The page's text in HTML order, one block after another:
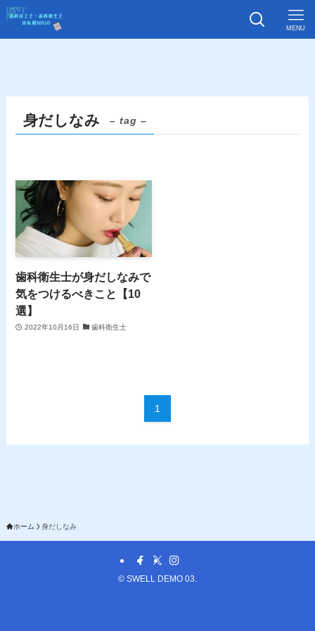
MENU
身だしなみ – tag –
歯科衛生士が身だしなみで
気をつけるべきこと【10
選】
2022年10月16日 歯科衛生士
1
ホーム 身だしなみ
© SWELL DEMO 03.